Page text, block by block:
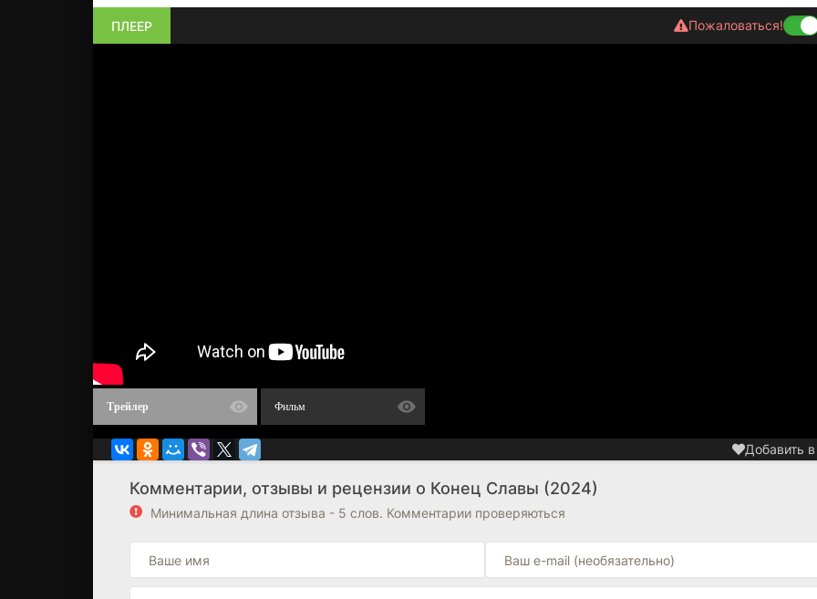
ПЛЕЕР Пожаловаться!
Трейлер Фильм
Добавить
Комментарии, отзывы и рецензии о Конец Славы (2024)
Минимальная длина отзыва - 5 слов. Комментарии проверяються